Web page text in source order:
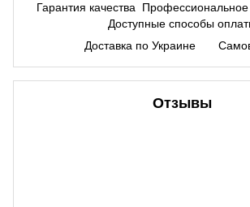
Гарантия качества
Доступные способы
Доставка по Украине
Отзывы